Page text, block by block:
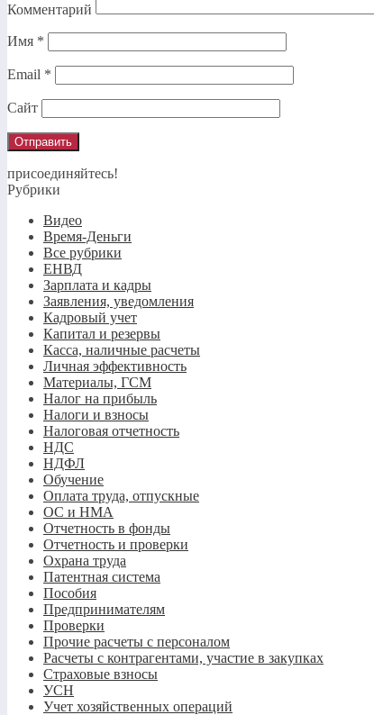
Комментарий
Имя *
Email *
Сайт
присоединяйтесь!
Рубрики
Видео
Время-Деньги
Все рубрики
ЕНВД
Зарплата и кадры
Заявления, уведомления
Кадровый учет
Капитал и резервы
Касса, наличные расчеты
Личная эффективность
Материалы, ГСМ
Налог на прибыль
Налоги и взносы
Налоговая отчетность
НДС
НДФЛ
Обучение
Оплата труда, отпускные
ОС и НМА
Отчетность в фонды
Отчетность и проверки
Охрана труда
Патентная система
Пособия
Предпринимателям
Проверки
Прочие расчеты с персоналом
Расчеты с контрагентами, участие в закупках
Страховые взносы
УСН
Учет хозяйственных операций